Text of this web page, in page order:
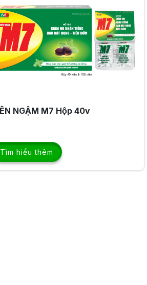
NGẬM M7 Hộp 40v
Tìm hiểu thêm